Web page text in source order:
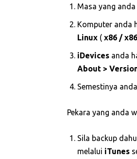
Masa yang
Komputer anda
Linux ( x86 /
iDevices anda
About >
Semestinya
Pekara yang anda
Sila backup
melalui iTunes